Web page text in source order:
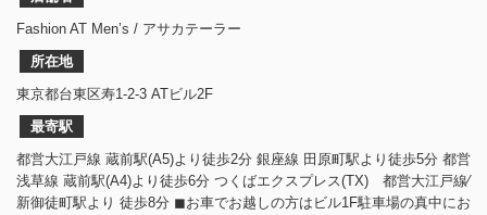
Fashion AT Men’s / アサカテーラー
所在地
東京都台東区寿1-2-3 ATビル2F
最寄駅
都営大江戸線 蔵前駅(A5)より徒歩2分 銀座線 田原町駅より徒歩5分 都営
浅草線 蔵前駅(A4)より徒歩6分 つくばエクスプレス(TX) 都営大江戸線⁄
新御徒町駅より 徒歩8分 ◼︎お車でお越しの方はビル1F駐車場の真中にお